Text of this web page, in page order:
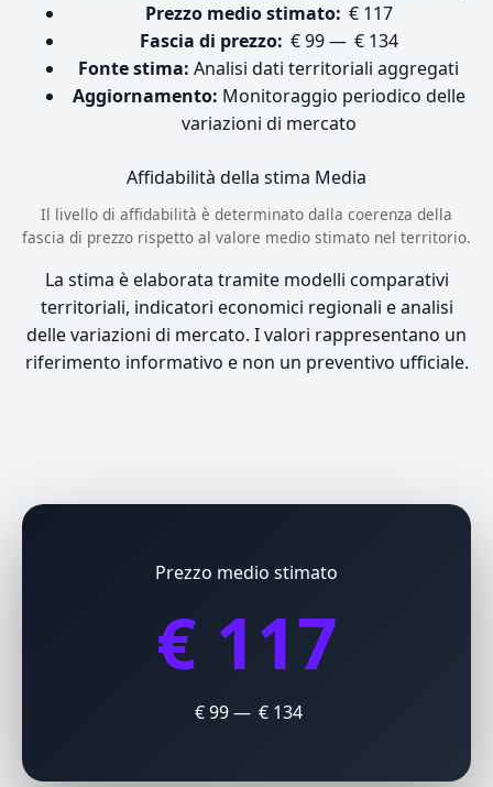
Prezzo medio stimato: € 117
Fascia di prezzo: € 99 — € 134
Fonte stima: Analisi dati territoriali aggregati
Aggiornamento: Monitoraggio periodico delle
variazioni di mercato
Affidabilità della stima Media
Il livello di affidabilità è determinato dalla coerenza della
fascia di prezzo rispetto al valore medio stimato nel territorio.
La stima è elaborata tramite modelli comparativi
territoriali, indicatori economici regionali e analisi
delle variazioni di mercato. I valori rappresentano un
riferimento informativo e non un preventivo ufficiale.
Prezzo medio stimato
€ 117
€ 99 — € 134